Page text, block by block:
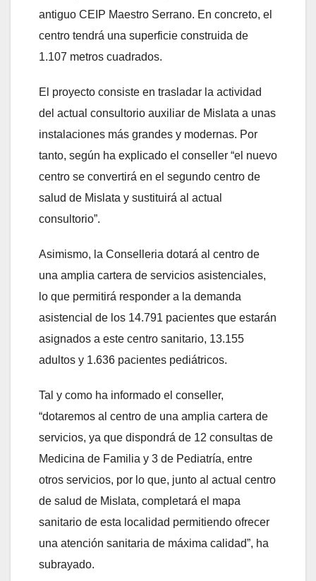
antiguo CEIP Maestro Serrano. En concreto, el
centro tendrá una superficie construida de
1.107 metros cuadrados.
El proyecto consiste en trasladar la actividad
del actual consultorio auxiliar de Mislata a unas
instalaciones más grandes y modernas. Por
tanto, según ha explicado el conseller “el nuevo
centro se convertirá en el segundo centro de
salud de Mislata y sustituirá al actual
consultorio”.
Asimismo, la Conselleria dotará al centro de
una amplia cartera de servicios asistenciales,
lo que permitirá responder a la demanda
asistencial de los 14.791 pacientes que estarán
asignados a este centro sanitario, 13.155
adultos y 1.636 pacientes pediátricos.
Tal y como ha informado el conseller,
“dotaremos al centro de una amplia cartera de
servicios, ya que dispondrá de 12 consultas de
Medicina de Familia y 3 de Pediatría, entre
otros servicios, por lo que, junto al actual centro
de salud de Mislata, completará el mapa
sanitario de esta localidad permitiendo ofrecer
una atención sanitaria de máxima calidad”, ha
subrayado.